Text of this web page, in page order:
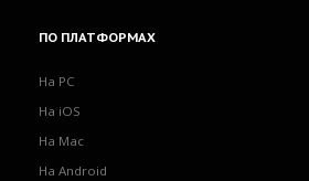
ПО ПЛАТФОРМАХ
На PC
На iOS
На Mac
На Android